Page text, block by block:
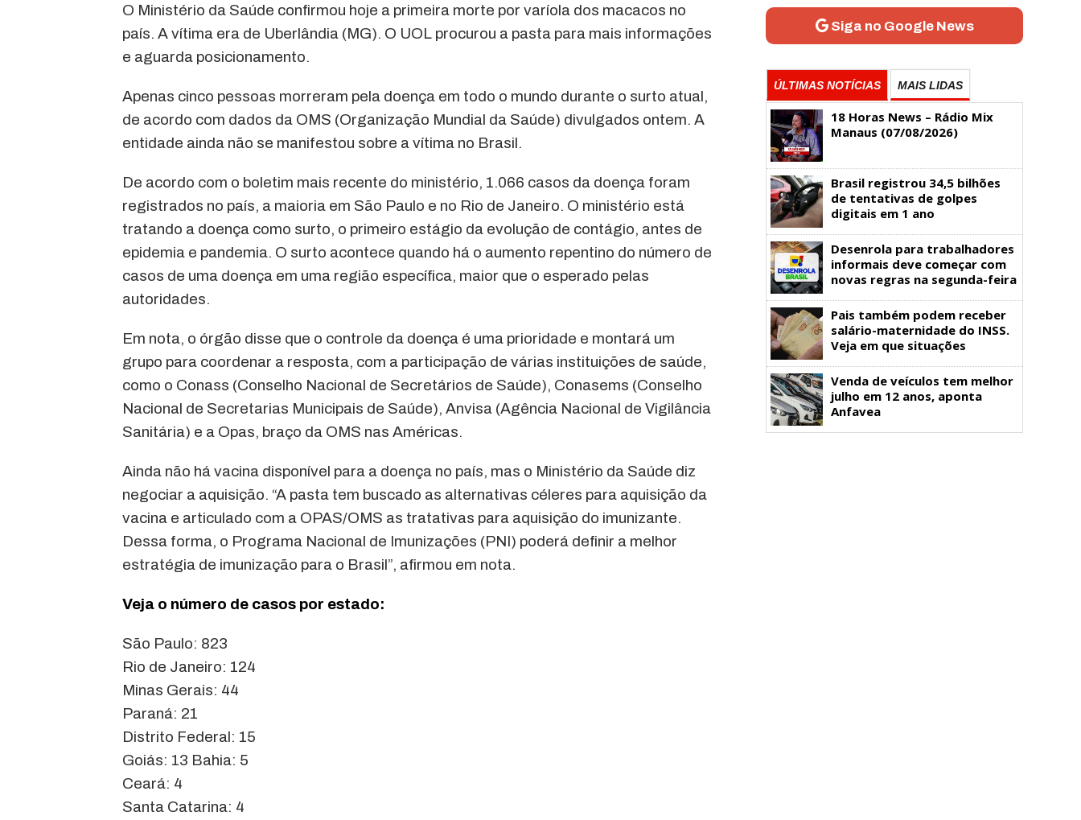
O Ministério da Saúde confirmou hoje a primeira morte por varíola dos macacos no
país. A vítima era de Uberlândia (MG). O UOL procurou a pasta para mais informações
e aguarda posicionamento.
Apenas cinco pessoas morreram pela doença em todo o mundo durante o surto atual,
de acordo com dados da OMS (Organização Mundial da Saúde) divulgados ontem. A
entidade ainda não se manifestou sobre a vítima no Brasil.
De acordo com o boletim mais recente do ministério, 1.066 casos da doença foram
registrados no país, a maioria em São Paulo e no Rio de Janeiro. O ministério está
tratando a doença como surto, o primeiro estágio da evolução de contágio, antes de
epidemia e pandemia. O surto acontece quando há o aumento repentino do número de
casos de uma doença em uma região específica, maior que o esperado pelas
autoridades.
Em nota, o órgão disse que o controle da doença é uma prioridade e montará um
grupo para coordenar a resposta, com a participação de várias instituições de saúde,
como o Conass (Conselho Nacional de Secretários de Saúde), Conasems (Conselho
Nacional de Secretarias Municipais de Saúde), Anvisa (Agência Nacional de Vigilância
Sanitária) e a Opas, braço da OMS nas Américas.
Ainda não há vacina disponível para a doença no país, mas o Ministério da Saúde diz
negociar a aquisição. “A pasta tem buscado as alternativas céleres para aquisição da
vacina e articulado com a OPAS/OMS as tratativas para aquisição do imunizante.
Dessa forma, o Programa Nacional de Imunizações (PNI) poderá definir a melhor
estratégia de imunização para o Brasil”, afirmou em nota.
Veja o número de casos por estado:
São Paulo: 823
Rio de Janeiro: 124
Minas Gerais: 44
Paraná: 21
Distrito Federal: 15
Goiás: 13 Bahia: 5
Ceará: 4
Santa Catarina: 4
Siga no Google News
ÚLTIMAS NOTÍCIAS MAIS LIDAS
18 Horas News​​​​​​​​​​​​ – Rádio Mix
Manaus (07/08/2026)
Brasil registrou 34,5 bilhões
de tentativas de golpes
digitais em 1 ano
Desenrola para trabalhadores
informais deve começar com
novas regras na segunda-feira
Pais também podem receber
salário-maternidade do INSS.
Veja em que situações
Venda de veículos tem melhor
julho em 12 anos, aponta
Anfavea